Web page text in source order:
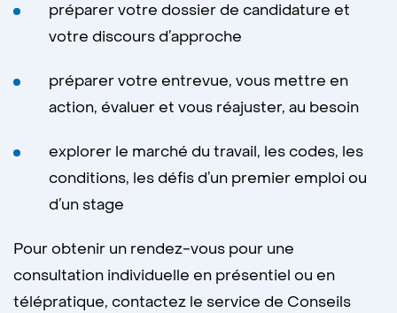
préparer votre dossier de candidature et
votre discours d’approche
préparer votre entrevue, vous mettre en
action, évaluer et vous réajuster, au besoin
explorer le marché du travail, les codes, les
conditions, les défis d’un premier emploi ou
d’un stage
Pour obtenir un rendez-vous pour une
consultation individuelle en présentiel ou en
télépratique, contactez le service de Conseils